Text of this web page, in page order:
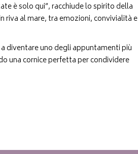
è solo qui”, racchiude lo spirito della
riva al mare, tra emozioni, convivialità e
diventare uno degli appuntamenti più
una cornice perfetta per condividere